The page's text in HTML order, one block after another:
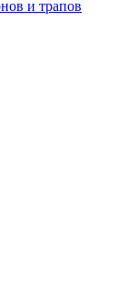
и трапов